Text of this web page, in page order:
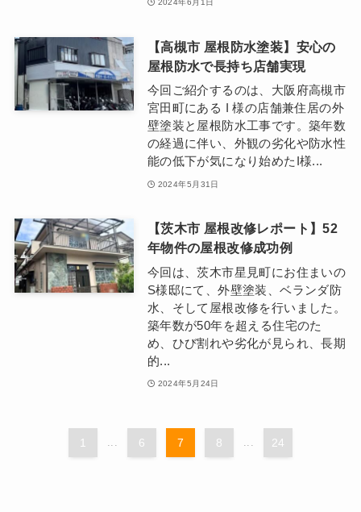
2024年6月1日
【高槻市 屋根防水塗装】安心の
屋根防水で長持ち店舗実現
今回ご紹介するのは、大阪府高槻市
宮田町にある I 様の店舗兼住居の外
壁塗装と屋根防水工事です。築年数
の経過に伴い、外観の劣化や防水性
能の低下が気になり始めたI様...
2024年5月31日
【茨木市 屋根改修レポート】52
年物件の屋根改修成功例
今回は、茨木市星見町にお住まいの
S様邸にて、外壁塗装、ベランダ防
水、そして屋根改修を行いました。
築年数が50年を超える住宅のた
め、ひび割れや劣化が見られ、長期
的...
2024年5月24日
1 ... 6 7 8 ... 24